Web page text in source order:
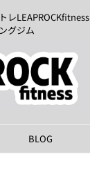
レLEAPROCKfitness
グジム
BLOG